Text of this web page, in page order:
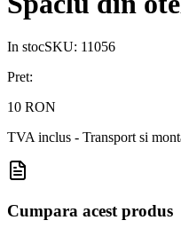
In stocSKU: 11056
Pret:
10 RON
TVA inclus - Transport si
Cumpara acest produs